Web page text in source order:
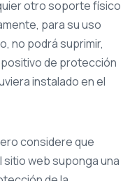
otro soporte físico
para su uso
no podrá suprimir,
de protección
instalado en el
considere que
web suponga una